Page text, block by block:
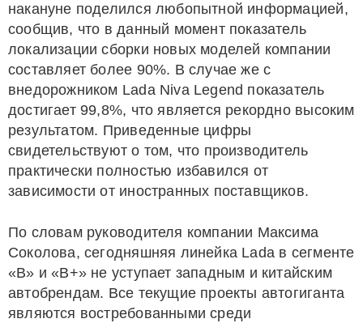
накануне поделился любопытной информацией,
сообщив, что в данный момент показатель
локализации сборки новых моделей компании
составляет более 90%. В случае же с
внедорожником Lada Niva Legend показатель
достигает 99,8%, что является рекордно высоким
результатом. Приведенные цифры
свидетельствуют о том, что производитель
практически полностью избавился от
зависимости от иностранных поставщиков.
По словам руководителя компании Максима
Соколова, сегодняшняя линейка Lada в сегменте
«B» и «B+» не уступает западным и китайским
автобрендам. Все текущие проекты автогиганта
являются востребованными среди